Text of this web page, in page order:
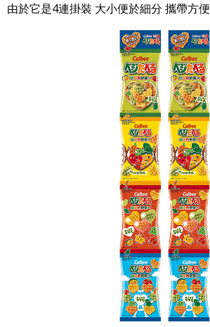
由於它是4連掛裝 大小便於細分 攜帶方便